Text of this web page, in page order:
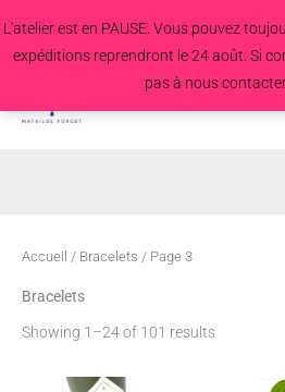
L'atelier est en PAUSE. Vous pouvez
expéditions reprendront le 24 août. Si
pas à nous
au
contenu
Accueil / Bracelets / Page 3
Bracelets
Showing 1–24 of 101 results